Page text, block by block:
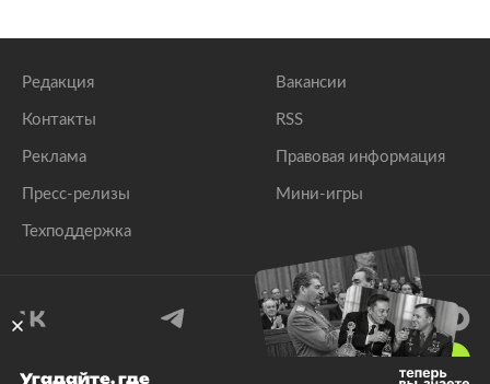
Редакция
Контакты
Реклама
Пресс-релизы
Техподдержка
Вакансии
RSS
Правовая информация
Мини-игры
Угадайте, где